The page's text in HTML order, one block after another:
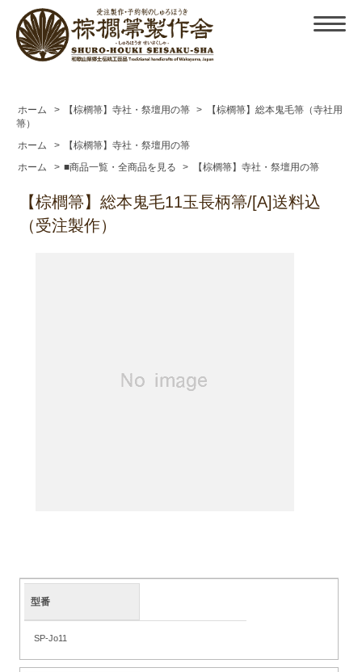
ホーム > 【棕櫚箒】寺社・祭壇用の箒 >
【棕櫚箒】総本鬼毛箒（寺社用
箒）
ホーム
>
【棕櫚箒】寺社・祭壇用の箒
ホーム
> ■商品一覧・全商品を見る > 【棕櫚箒】寺社・祭壇用の箒
【棕櫚箒】総本鬼毛11玉長柄箒/[A]送料込
（受注製作）
型番
SP-Jo11